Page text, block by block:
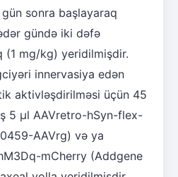
sonra başlayaraq
gündə iki dəfə
(1 mg/kg) yeridilmişdir.
innervasiya edən
aktivləşdirilməsi üçün 45
5 μl AAVretro-hSyn-flex-
AAVrg) və ya
mCherry (Addgene